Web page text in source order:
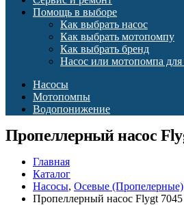
Помощь в выборе
Как выбрать насос
Как выбрать мотопомпу
Как выбрать бренд
Насос или мотопомпа для
Насосы
Мотопомпы
Водопонижение
Пропеллерный насос
Главная
Каталог
Насосы, Осевые (Пропелерные)
Пропеллерный насос Flygt 7045